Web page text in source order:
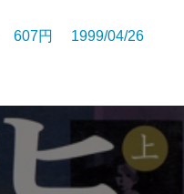
607円 1999/04/26